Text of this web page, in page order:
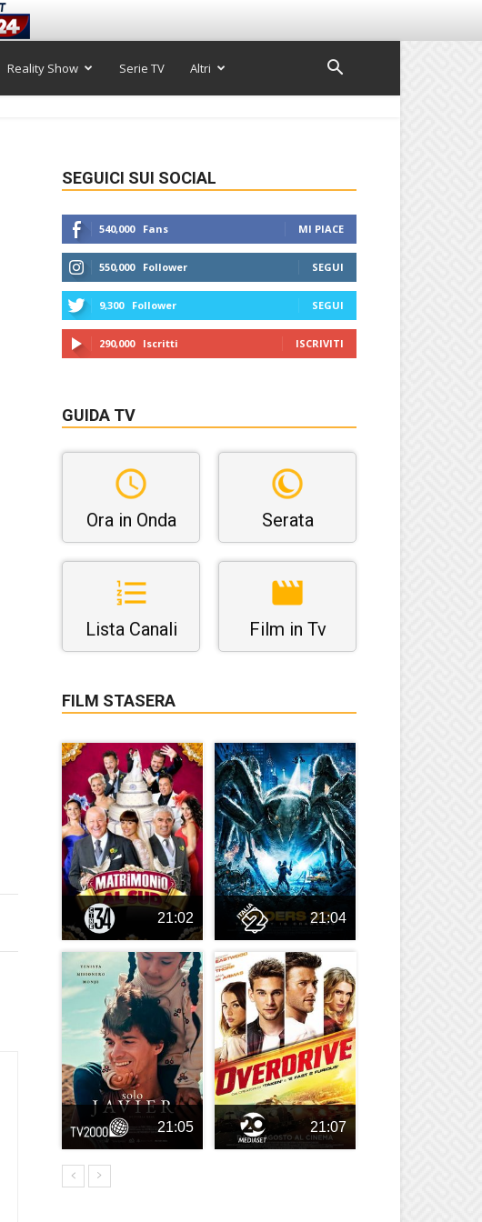
Reality Show Serie TV Altri
SEGUICI SUI SOCIAL
540,000 Fans MI PIACE
550,000 Follower SEGUI
9,300 Follower SEGUI
290,000 Iscritti ISCRIVITI
GUIDA TV
Ora in Onda Serata
Lista Canali Film in Tv
FILM STASERA
21:02 21:04
21:05 21:07